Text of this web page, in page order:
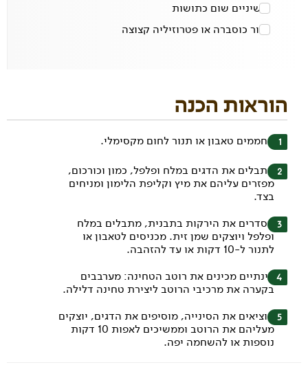
2 שיניים
שום כתושות
צרור כוסברה או פטרוזיליה קצוצה
הוראות הכנה
מחממים טאבון או תנור לחום מקסימלי.
מתבלים את הדגים במלח ופלפל, כמון וכורכום,
מפזרים עליהם את מיץ וקליפת הלימון ומניחים
בצד.
מסדרים את הירקות בתבנית, מתבלים במלח
ופלפל ויוצקים שמן זית. מכניסים לטאבון או
לתנור ל-10 דקות או עד להזהבה.
בינתיים מכינים את רוטב הטחינה: מערבבים
בקערה את מרכיבי הרוטב ליצירת טחינה דלילה.
מוציאים את הסינייה, מוסיפים את הדגים, יוצקים
מעליהם את הרוטב וממשיכים לאפות 10 דקות
נוספות או להשחמה יפה.